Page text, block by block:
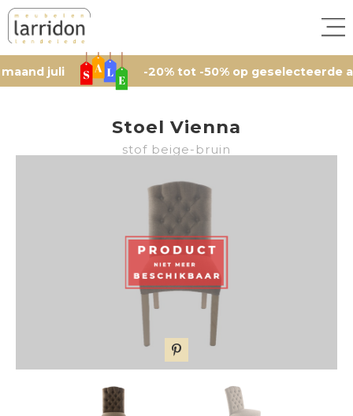
juli -20% tot -50% op geselecteerde
Stoel Vienna
stof beige-bruin